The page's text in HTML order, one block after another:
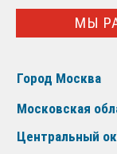
МЫ
Город Москва
Московская
Центральный